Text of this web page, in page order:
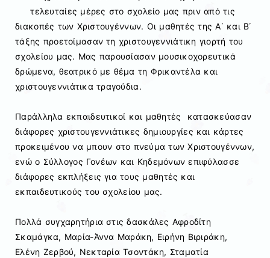
τελευταίες μέρες στο σχολείο μας πριν από τις
διακοπές των Χριστουγέννων. Οι μαθητές της Α΄ και Β΄
τάξης προετοίμασαν τη χριστουγεννιάτικη γιορτή του
σχολείου μας. Μας παρουσίασαν μουσικοχορευτικά
δρώμενα, θεατρικό με θέμα τη Φρικαντέλα και
χριστουγεννιάτικα τραγούδια.
Παράλληλα εκπαιδευτικοί και μαθητές κατασκεύασαν
διάφορες χριστουγεννιάτικες δημιουργίες και κάρτες
προκειμένου να μπουν στο πνεύμα των Χριστουγέννων,
ενώ ο Σύλλογος Γονέων και Κηδεμόνων επιφύλασσε
διάφορες εκπλήξεις για τους μαθητές και
εκπαιδευτικούς του σχολείου μας.
Πολλά συγχαρητήρια στις δασκάλες Αφροδίτη
Σκαμάγκα, Μαρία-Άννα Μαράκη, Ειρήνη Βιριράκη,
Ελένη Ζερβού, Νεκταρία Τσοντάκη, Σταματία